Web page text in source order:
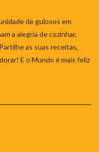
de gulosos em
a alegria de cozinhar,
as suas receitas,
E o Mundo é mais feliz